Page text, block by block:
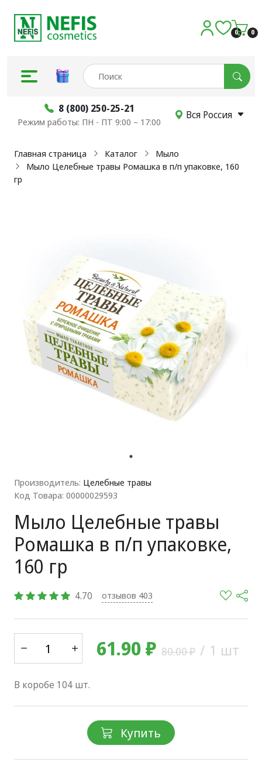
0 0
прачечных)
8 (800) 250-25-21
Режим работы: ПН - ПТ 9:00 – 17:00
Вся Россия
Главная страница Каталог
Мыло
Мыло Целебные травы Ромашка в п/п упаковке, 160
гр
Производитель: Целебные травы
Код Товара: 00000029593
Мыло Целебные травы
Ромашка в п/п упаковке,
160 гр
4.70 отзывов 403
61.90 ₽80.00 ₽ / 1 шт
В коробе 104 шт.
Купить